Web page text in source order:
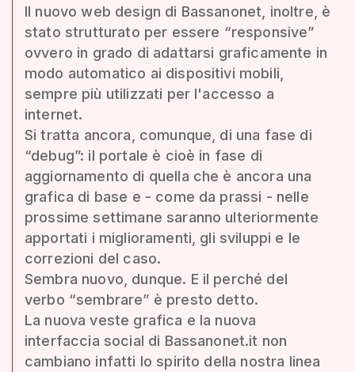
Il nuovo web design di Bassanonet, inoltre, è
stato strutturato per essere “responsive”
ovvero in grado di adattarsi graficamente in
modo automatico ai dispositivi mobili,
sempre più utilizzati per l'accesso a
internet.
Si tratta ancora, comunque, di una fase di
“debug”: il portale è cioè in fase di
aggiornamento di quella che è ancora una
grafica di base e - come da prassi - nelle
prossime settimane saranno ulteriormente
apportati i miglioramenti, gli sviluppi e le
correzioni del caso.
Sembra nuovo, dunque. E il perché del
verbo “sembrare” è presto detto.
La nuova veste grafica e la nuova
interfaccia social di Bassanonet.it non
cambiano infatti lo spirito della nostra linea